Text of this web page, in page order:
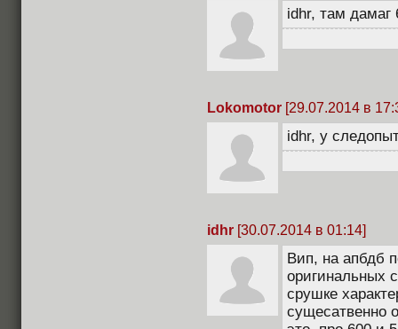
idhr, там дамаг
Lokomotor [29.07.2014 в
idhr, у
idhr [30.07.2014 в 01:14]
Вип, на апбдб
оригинальных
срушке
сущесатвенно